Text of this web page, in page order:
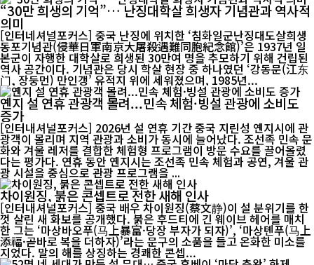
“30만 희생의 기억”… 난징대학살 희생자 기념관과 역사적
의미
[인터네셔널포커스] 중국 난징에 위치한 ‘침화일군난징대도살희생
동포기념관(侵華日軍南京大屠殺遇難同胞紀念館)’은 1937년 일
본군이 자행한 대학살로 희생된 30만여 명을 추모하기 위해 건립된
역사 공간이다. 기념관은 당시 학살 현장 중 하나였던 ‘강동문(江东
门, 장둥먼) 만인갱’ 유적지 위에 세워졌으며, 1985년...
옌지 설 연휴 관광객 몰려...민속 체험·빙설 관광에 소비도
증가
[인터내셔널포커스] 2026년 설 연휴 기간 중국 지린성 옌지시에 관
광객이 몰리며 지역 관광과 소비가 동시에 늘어났다. 조선족 민속 문
화와 겨울 레저를 결합한 체험형 프로그램이 방문 수요를 끌어올렸
다는 평가다. 연휴 동안 옌지시는 조선족 민속 체험과 공연, 겨울 관
광 시설을 중심으로 관광 프로그램을 ...
차이원징, 붉은 콘셉트로 전한 새해 인사
[인터내셔널포커스] 중국 배우 차이원징(蔡文静)이 설 분위기를 한
껏 살린 새 화보를 공개했다. 붉은 후드티에 긴 웨이브 헤어를 매치
한 그는 ‘마상바오푸(马上暴富·당장 부자가 되자)’, ‘마상톈푸(马上
添福·곧바로 복을 더하자)’라는 문구의 소품을 들고 온화한 미소를
지었다. 말의 해를 상징하는 경쾌한 콘셉...